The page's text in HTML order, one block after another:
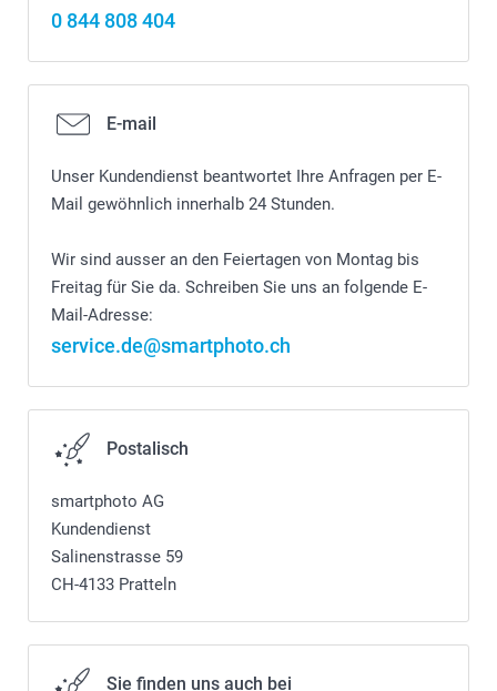
0 844 808 404
E-mail
Unser Kundendienst beantwortet Ihre Anfragen per E-
Mail gewöhnlich innerhalb 24 Stunden.
Wir sind ausser an den Feiertagen von Montag bis
Freitag für Sie da. Schreiben Sie uns an folgende E-
Mail-Adresse:
service.de@smartphoto.ch
Postalisch
smartphoto AG
Kundendienst
Salinenstrasse 59
CH-4133 Pratteln
Sie finden uns auch bei